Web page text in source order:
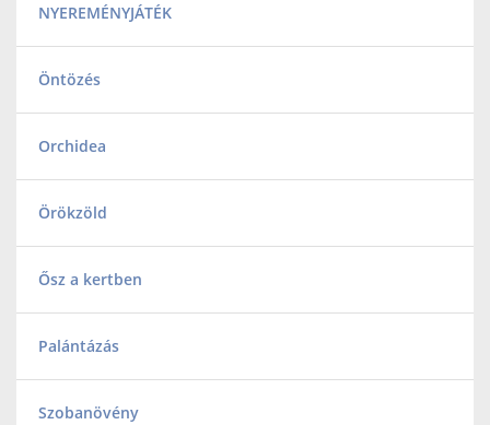
NYEREMÉNYJÁTÉK
Öntözés
Orchidea
Örökzöld
Ősz a kertben
Palántázás
Szobanövény